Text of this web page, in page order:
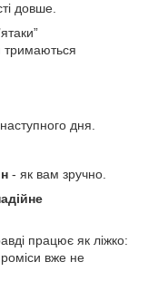
довше.
тримаються
дня.
- як вам зручно.
працює як ліжко:
вже не